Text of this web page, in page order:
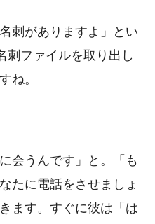
刺がありますよ」とい
刺ファイルを取り出し
ね。
会うんです」と。「も
たに電話をさせましょ
ます。すぐに彼は「は